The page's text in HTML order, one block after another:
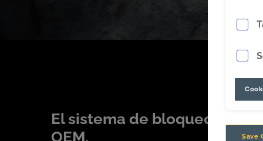
El sistema de bloqueo
OEM.
Save